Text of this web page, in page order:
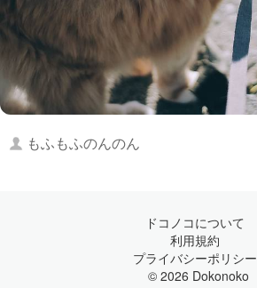
もふもふのんのん
ドコノコについて
利用規約
プライバシーポリシー
© 2026 Dokonoko